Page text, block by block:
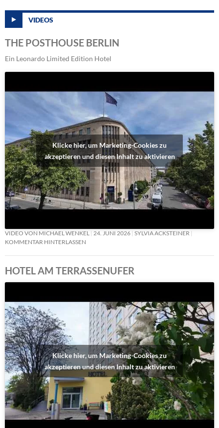
VIDEOS
THE POSTHOUSE BERLIN
Ein Leonardo Limited Edition Hotel
Klicke hier, um Marketing-Cookies zu
akzeptieren und diesen Inhalt zu aktivieren
VIDEO VON MICHAEL WENKEL 24. JUNI 2026 SYLVIA ACKSTEINER
KOMMENTAR HINTERLASSEN
HOTEL AM TERRASSENUFER
Klicke hier, um Marketing-Cookies zu
akzeptieren und diesen Inhalt zu aktivieren